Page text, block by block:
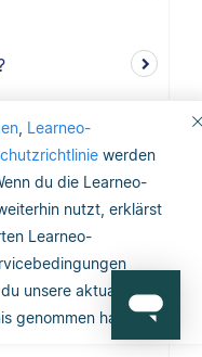
, Learneo-
werden
du die Learneo-
nutzt, erklärst
Learneo-
unsere aktualisierte
genommen hast.